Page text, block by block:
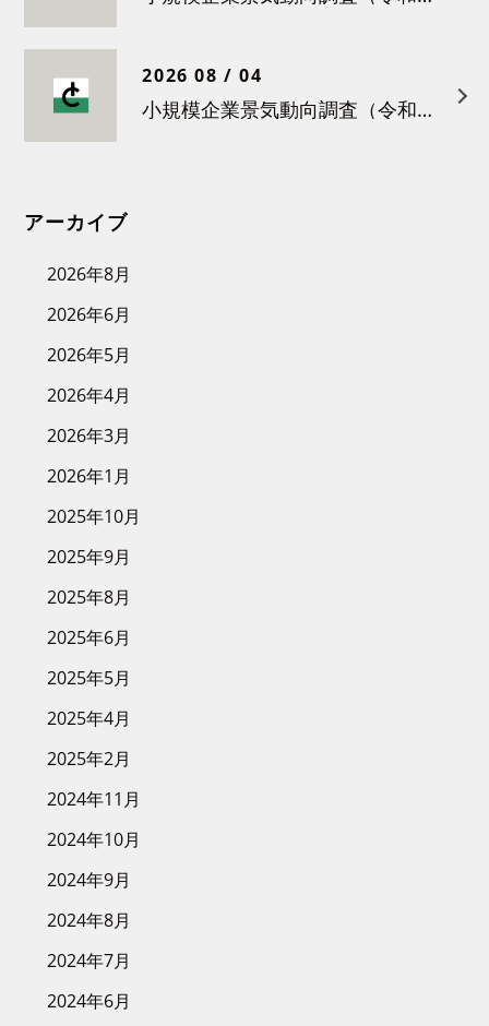
2026 08 / 04
小規模企業景気動向調査（令和８年３月）結果について
アーカイブ
2026年8月
2026年6月
2026年5月
2026年4月
2026年3月
2026年1月
2025年10月
2025年9月
2025年8月
2025年6月
2025年5月
2025年4月
2025年2月
2024年11月
2024年10月
2024年9月
2024年8月
2024年7月
2024年6月